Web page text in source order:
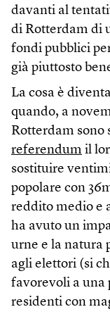
davanti al
di Rotterdam di
fondi pubblici
già piuttosto
La cosa è
quando, a
Rotterdam sono
referendum il
sostituire
popolare con
reddito medio e
ha avuto un
urne e la natura
agli elettori (si
favorevoli a una
residenti con